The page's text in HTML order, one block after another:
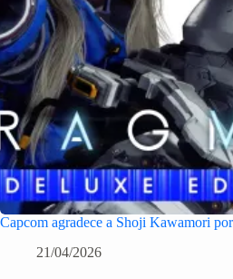
Capcom agradece a Shoji Kawamori
21/04/2026